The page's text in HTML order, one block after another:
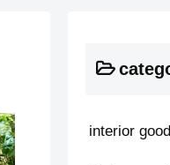
interior